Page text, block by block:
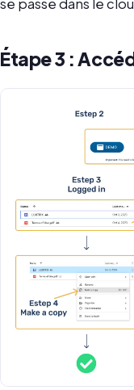
se passe dans le
Étape 3 :